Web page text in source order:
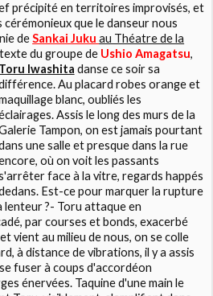
précipité en territoires improvisés, et
que le danseur nous
deSankai Jukuau Théatre de la
du groupe de Ushio Amagatsu,
Toru Iwashita danse ce soir sa
Au placard robes orange et
blanc, oubliés les
Assis le long des murs de la
Tampon, on est jamais pourtant
une salle et presque dans la rue
où on voit les passants
face à la vitre, regards happés
Est-ce pour marquer la rupture
?- Toru attaque en
par courses et bonds, exacerbé
vient au milieu de nous, on se colle
à distance de vibrations, il y a assis
fuser à coups d'accordéon
énervées. Taquine d'une main le